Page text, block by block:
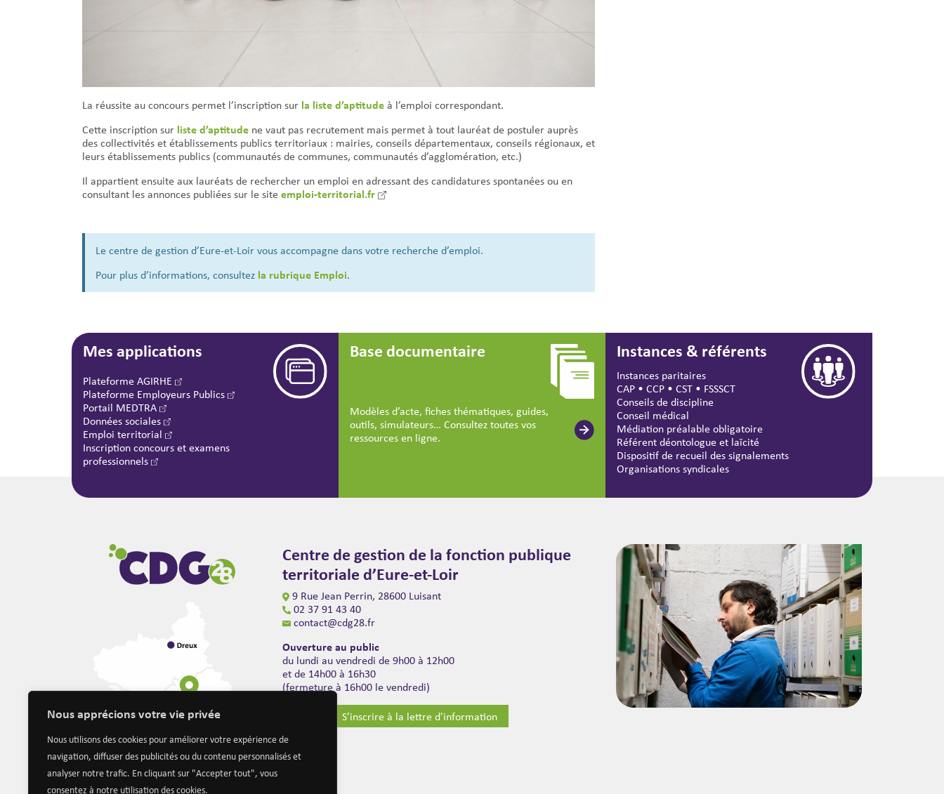
Nous apprécions votre vie privée
Nous utilisons des cookies pour améliorer votre expérience de
navigation, diffuser des publicités ou du contenu personnalisés et
analyser notre trafic. En cliquant sur "Accepter tout", vous
consentez à notre utilisation des cookies.
La réussite au concours permet l’inscription sur la liste d’aptitudeà l’emploi correspondant.
Cette inscription sur liste d’aptitude ne vaut pas recrutement mais permet à tout lauréat de postuler auprès
des collectivités et établissements publics territoriaux : mairies, conseils départementaux, conseils régionaux, et
leurs établissements publics (communautés de communes, communautés d’agglomération, etc.)
Il appartient ensuite aux lauréats de rechercher un emploi en adressant des candidatures spontanées ou en
consultant les annonces publiées sur le siteemploi-territorial.fr
Le centre de gestion d’Eure-et-Loir vous accompagne dans votre recherche d’emploi.
Pour plus d’informations, consultez la rubrique Emploi.
Mes applications
Plateforme AGIRHE
Plateforme Employeurs Publics
Portail MEDTRA
Données sociales
Emploi territorial
Inscription concours et examens
professionnels
Base documentaire
Modèles d’acte, fiches thématiques, guides,
outils, simulateurs… Consultez toutes vos
ressources en ligne.
Instances & référents
Instances paritaires
CAP • CCP • CST • FSSSCT
Conseils de discipline
Conseil médical
Médiation préalable obligatoire
Référent déontologue et laïcité
Dispositif de recueil des signalements
Organisations syndicales
Centre de gestion de la fonction publique
territoriale d’Eure-et-Loir
9 Rue Jean Perrin, 28600 Luisant
02 37 91 43 40
contact@cdg28.fr
Ouverture au public
du lundi au vendredi de 9h00 à 12h00
et de 14h00 à 16h30
(fermeture à 16h00 le vendredi)
S’inscrire à la lettre d'information